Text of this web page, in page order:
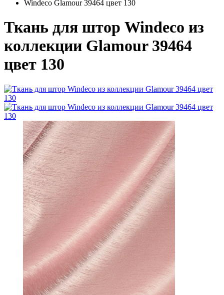
Windeco Glamour 39464 цвет 130
Ткань для штор Windeco из
коллекции Glamour 39464
цвет 130